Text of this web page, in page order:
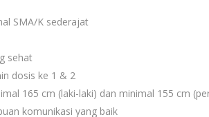
SMA/K sederajat
sehat
dosis ke 1 & 2
165 cm (laki-laki) dan minimal 155 cm
komunikasi yang baik